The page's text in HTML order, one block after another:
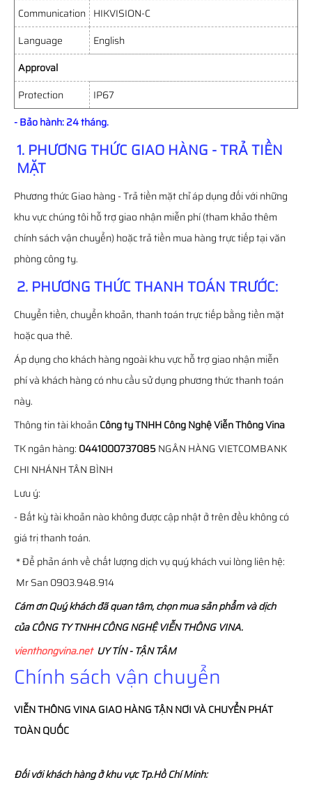
Communication HIKVISION-C
Language
English
Approval
Protection
IP67
- Bảo hành: 24 tháng.
1. PHƯƠNG THỨC GIAO HÀNG - TRẢ TIỀN
MẶT
Phương thức Giao hàng - Trả tiền mặt chỉ áp dụng đối với những
khu vực chúng tôi hỗ trợ giao nhận miễn phí (tham khảo thêm
chính sách vận chuyển) hoặc trả tiền mua hàng trực tiếp tại văn
phòng công ty.
2. PHƯƠNG THỨC THANH TOÁN TRƯỚC:
Chuyển tiền, chuyển khoản, thanh toán trực tiếp bằng tiền mặt
hoặc qua thẻ.
Áp dụng cho khách hàng ngoài khu vực hỗ trợ giao nhận miễn
phí và khách hàng có nhu cầu sử dụng phương thức thanh toán
này.
Thông tin tài khoảnCông ty TNHH Công Nghệ Viễn Thông Vina
TK ngân hàng: 0441000737085NGÂN HÀNG VIETCOMBANK
CHI NHÁNH TÂN BÌNH
Lưu ý:
- Bất kỳ tài khoản nào không được cập nhật ở trên đều không có
giá trị thanh toán.
* Để phản ánh về chất lượng dịch vụ quý khách vui lòng liên hệ:
Mr San 0903.948.914
Cám ơn Quý khách đã quan tâm, chọn mua sản phẩm và dịch
của CÔNG TY TNHH CÔNG NGHỆ VIỄN THÔNG VINA.
vienthongvina.netUY TÍN - TẬN TÂM
Chính sách vận chuyển
VIỄN THÔNGVINAGIAO HÀNG TẬN NƠI VÀ CHUYỂN PHÁT
TOÀN QUỐC
Đối với khách hàng ở khu vực Tp.Hồ Chí Minh: